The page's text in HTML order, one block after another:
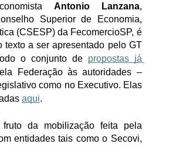
Antonio Lanzana,
Superior de Economia,
(CSESP) da FecomercioSP, é
texto a ser apresentado pelo GT
o conjunto de propostas já
Federação às autoridades –
como no Executivo. Elas
aqui.
da mobilização feita pela
entidades tais como o Secovi,